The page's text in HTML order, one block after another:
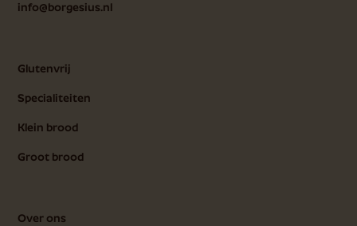
info@borgesius.nl
Glutenvrij
Specialiteiten
Klein brood
Groot brood
Over ons